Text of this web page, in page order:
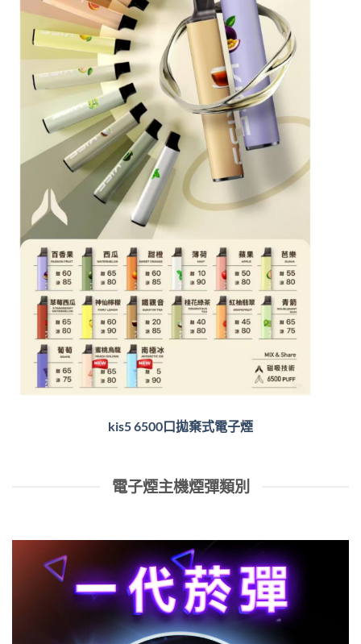
kis5 6500口拋棄式電子煙
電子煙主機煙彈類別